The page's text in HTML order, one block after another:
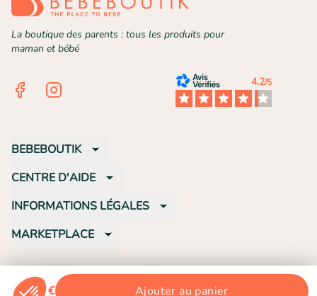
11,99 € Ajouter au panier
La boutique des parents : tous les produits pour
maman et bébé
FacebookInstagram 4.2/5
BEBEBOUTIK
CENTRE D'AIDE
INFORMATIONS LÉGALES
MARKETPLACE
2026Bebeboutik-Nos produits-Nos catégories-Plan de site-Nos
marques